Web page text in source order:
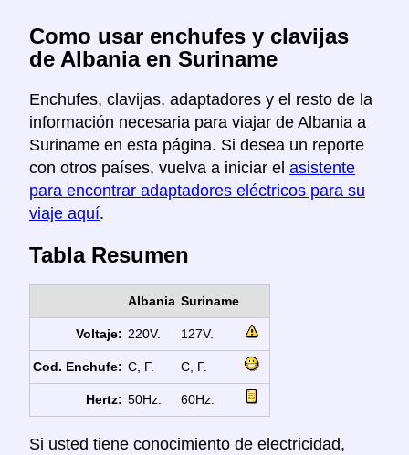
Como usar enchufes y clavijas
de Albania en Suriname
Enchufes, clavijas, adaptadores y el resto de la
información necesaria para viajar de Albania a
Suriname en esta página. Si desea un reporte
con otros países, vuelva a iniciar el asistente
para encontrar adaptadores eléctricos para su
viaje aquí.
Tabla Resumen
Albania Suriname
Voltaje: 220V. 127V.
Cod. Enchufe: C, F. C, F.
Hertz: 50Hz. 60Hz.
Si usted tiene conocimiento de electricidad,